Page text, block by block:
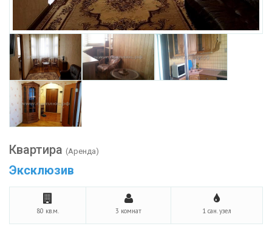
Квартира (Аренда)
Эксклюзив
80 кв.м. 3 комнат 1 сан. узел